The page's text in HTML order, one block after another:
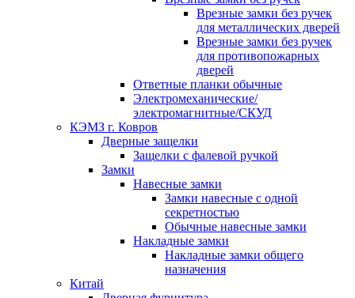
Врезные замки без ручек
для металлических дверей
Врезные замки без ручек
для противопожарных
дверей
Ответные планки обычные
Электромеханические/
электромагнитные/СКУД
КЭМЗ г. Ковров
Дверные защелки
Защелки с фалевой ручкой
Замки
Навесные замки
Замки навесные с одной
секретностью
Обычные навесные замки
Накладные замки
Накладные замки общего
назначения
Китай